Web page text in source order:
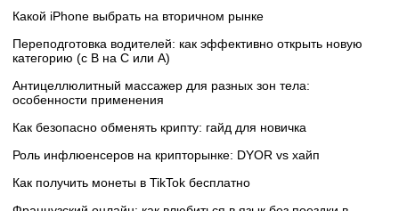
Какой iPhone выбрать на вторичном рынке
Переподготовка водителей: как эффективно открыть новую
категорию (с B на C или А)
Антицеллюлитный массажер для разных зон тела:
особенности применения
Как безопасно обменять крипту: гайд для новичка
Роль инфлюенсеров на крипторынке: DYOR vs хайп
Как получить монеты в TikTok бесплатно